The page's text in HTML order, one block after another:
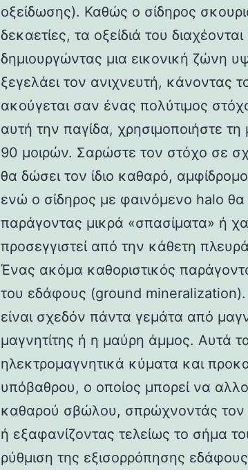
οξείδωσης). Καθώς ο σίδηρος
δεκαετίες, τα οξείδιά του
δημιουργώντας μια εικονική ζώνη
ξεγελάει τον ανιχνευτή, κάνοντας
ακούγεται σαν ένας πολύτιμος
αυτή την παγίδα, χρησιμοποιήστε
90 μοιρών. Σαρώστε τον στόχο σε
θα δώσει τον ίδιο καθαρό,
ενώ ο σίδηρος με φαινόμενο halo θα
παράγοντας μικρά «σπασίματα» ή
προσεγγιστεί από την κάθετη
Ένας ακόμα καθοριστικός
του εδάφους (ground
είναι σχεδόν πάντα γεμάτα από
μαγνητίτης ή η μαύρη άμμος. Αυτά
ηλεκτρομαγνητικά κύματα και
υπόβαθρου, ο οποίος μπορεί να
καθαρού σβώλου, σπρώχνοντάς τον
ή εξαφανίζοντας τελείως το σήμα
ρύθμιση της εξισορρόπησης